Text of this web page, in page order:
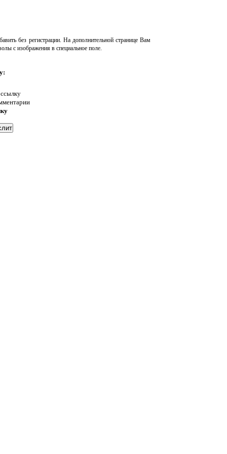
без регистрации. На дополнительной странице Вам
с изображения в специальное поле.